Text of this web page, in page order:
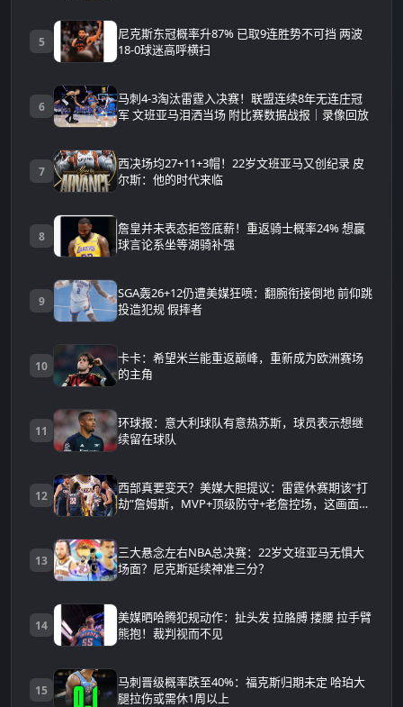
5
尼克斯东冠概率升87% 已取9连胜势不可挡 两波
18-0球迷高呼横扫
6
马刺4-3淘汰雷霆入决赛！联盟连续8年无连庄冠
军 文班亚马泪洒当场 附比赛数据战报｜录像回放
7
西决场均27+11+3帽！22岁文班亚马又创纪录 皮
尔斯：他的时代来临
8
詹皇并未表态拒签底薪！重返骑士概率24% 想赢
球言论系坐等湖骑补强
9
SGA轰26+12仍遭美媒狂喷：翻腕衔接倒地 前仰跳
投造犯规 假摔者
10
卡卡：希望米兰能重返巅峰，重新成为欧洲赛场
的主角
11
环球报：意大利球队有意热苏斯，球员表示想继
续留在球队
12
西部真要变天？美媒大胆提议：雷霆休赛期该“打
劫”詹姆斯，MVP+顶级防守+老詹控场，这画面太
13
三大悬念左右NBA总决赛：22岁文班亚马无惧大
场面？尼克斯延续神准三分？
14
美媒晒哈腾犯规动作：扯头发 拉胳膊 搂腰 拉手臂
熊抱！裁判视而不见
15
马刺晋级概率跌至40%：福克斯归期未定 哈珀大
腿拉伤或需休1周以上